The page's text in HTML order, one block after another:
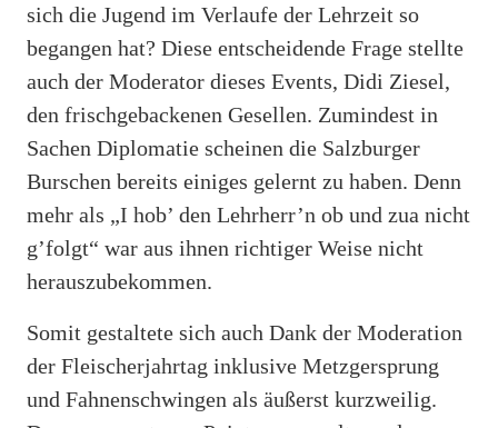
sich die Jugend im Verlaufe der Lehrzeit so
begangen hat? Diese entscheidende Frage stellte
auch der Moderator dieses Events, Didi Ziesel,
den frischgebackenen Gesellen. Zumindest in
Sachen Diplomatie scheinen die Salzburger
Burschen bereits einiges gelernt zu haben. Denn
mehr als „I hob’ den Lehrherr’n ob und zua nicht
g’folgt“ war aus ihnen richtiger Weise nicht
herauszubekommen.
Somit gestaltete sich auch Dank der Moderation
der Fleischerjahrtag inklusive Metzgersprung
und Fahnenschwingen als äußerst kurzweilig.